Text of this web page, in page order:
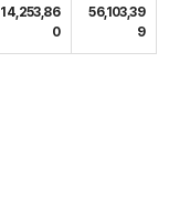
14,253,86
0
56,103,39
9